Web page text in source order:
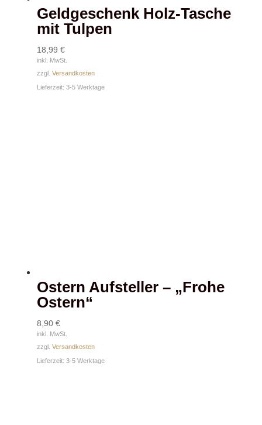
Geldgeschenk Holz-Tasche
mit Tulpen
18,99 €
inkl. MwSt.
zzgl. Versandkosten
Lieferzeit: 3-5 Werktage
Ostern Aufsteller – „Frohe
Ostern“
8,90 €
inkl. MwSt.
zzgl. Versandkosten
Lieferzeit: 3-5 Werktage